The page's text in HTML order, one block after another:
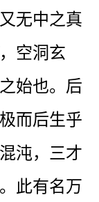
无中之真
空洞玄
始也。后
而后生乎
沌，三才
此有名万